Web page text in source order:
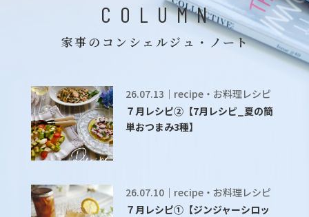
COLUMN
家事のコンシェルジュ・ノート
26.07.13｜recipe・お料理レシピ
７月レシピ②【7月レシピ_夏の簡
単おつまみ3種】
26.07.10｜recipe・お料理レシピ
７月レシピ①【ジンジャーシロッ